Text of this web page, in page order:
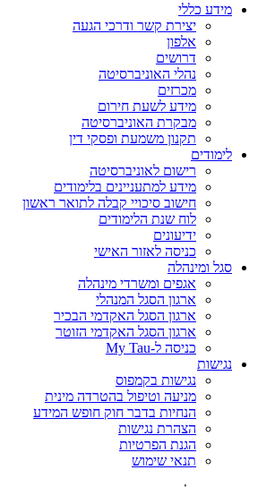
מידע כללי
יצירת קשר ודרכי הגעה
אלפון
דרושים
נהלי האוניברסיטה
מכרזים
מידע לשעת חירום
מבקרת האוניברסיטה
תקנון משמעת ופסקי דין
לימודים
רישום לאוניברסיטה
מידע למתעניינים בלימודים
חישוב סיכויי קבלה לתואר ראשון
לוח שנת הלימודים
ידיעונים
כניסה לאזור האישי
סגל ומינהלה
אגפים ומשרדי מינהלה
ארגון הסגל המנהלי
ארגון הסגל האקדמי הבכיר
ארגון הסגל האקדמי הזוטר
כניסה ל-My Tau
נגישות
נגישות בקמפוס
מניעה וטיפול בהטרדה מינית
הנחיות בדבר חוק חופש המידע
הצהרת נגישות
הגנת הפרטיות
תנאי שימוש